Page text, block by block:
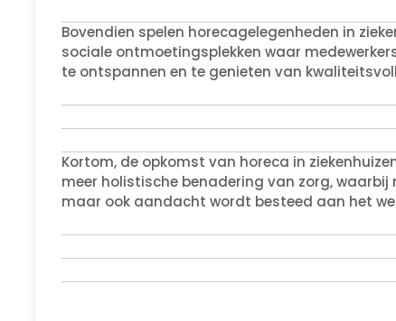
Bovendien spelen horecagelegenheden in
sociale ontmoetingsplekken waar
te ontspannen en te genieten van
Kortom, de opkomst van horeca in
meer holistische benadering van zorg,
maar ook aandacht wordt besteed aan het